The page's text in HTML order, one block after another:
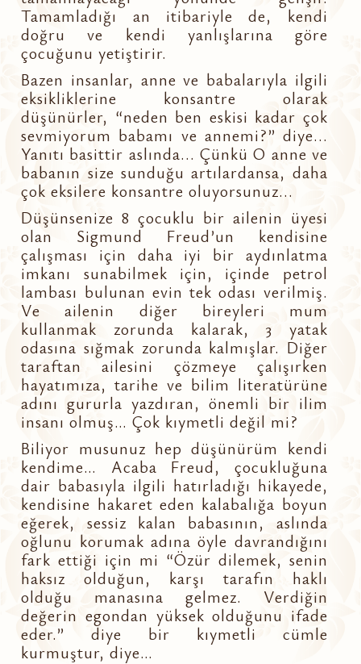
Tamamladığı an itibariyle de, kendi
doğru ve kendi yanlışlarına göre
çocuğunu yetiştirir.
Bazen insanlar, anne ve babalarıyla ilgili
eksikliklerine konsantre olarak
düşünürler, “neden ben eskisi kadar çok
sevmiyorum babamı ve annemi?” diye...
Yanıtı basittir aslında... Çünkü O anne ve
babanın size sunduğu artılardansa, daha
çok eksilere konsantre oluyorsunuz...
Düşünsenize 8 çocuklu bir ailenin üyesi
olan Sigmund Freud’un kendisine
çalışması için daha iyi bir aydınlatma
imkanı sunabilmek için, içinde petrol
lambası bulunan evin tek odası verilmiş.
Ve ailenin diğer bireyleri mum
kullanmak zorunda kalarak, 3 yatak
odasına sığmak zorunda kalmışlar. Diğer
taraftan ailesini çözmeye çalışırken
hayatımıza, tarihe ve bilim literatürüne
adını gururla yazdıran, önemli bir ilim
insanı olmuş… Çok kıymetli değil mi?
Biliyor musunuz hep düşünürüm kendi
kendime… Acaba Freud, çocukluğuna
dair babasıyla ilgili hatırladığı hikayede,
kendisine hakaret eden kalabalığa boyun
eğerek, sessiz kalan babasının, aslında
oğlunu korumak adına öyle davrandığını
fark ettiği için mi “Özür dilemek, senin
haksız olduğun, karşı tarafın haklı
olduğu manasına gelmez. Verdiğin
değerin egondan yüksek olduğunu ifade
eder.” diye bir kıymetli cümle
kurmuştur, diye…